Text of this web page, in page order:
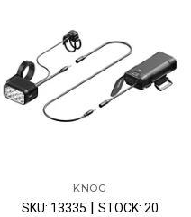
KNOG
SKU: 13335 | STOCK: 20